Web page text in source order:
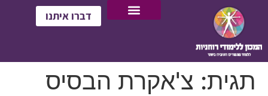
דברו איתנו
תגית: צ'אקרת הבסיס